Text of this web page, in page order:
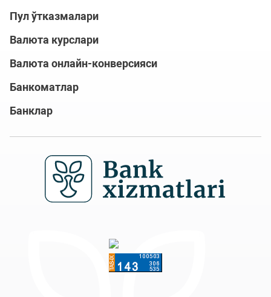
Пул ўтказмалари
Валюта курслари
Валюта онлайн-конверсияси
Банкоматлар
Банклар